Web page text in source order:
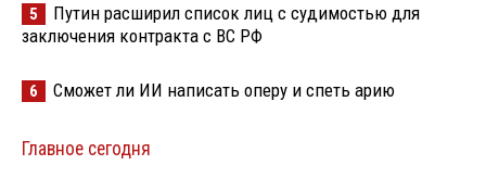
5
Путин расширил список лиц с судимостью для
заключения контракта с ВС РФ
6 Сможет ли ИИ написать оперу и спеть арию
Главное сегодня